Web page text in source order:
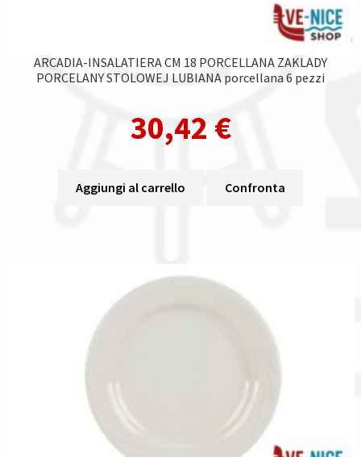
ARCADIA-INSALATIERA CM 18 PORCELLANA ZAKLADY
PORCELANY STOLOWEJ LUBIANA porcellana 6 pezzi
30,42 €
Aggiungi al carrello Confronta